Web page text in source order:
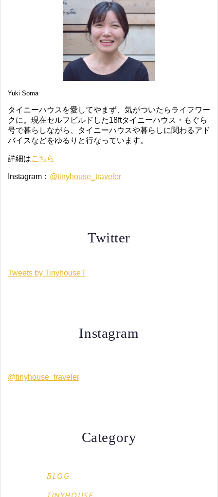
Yuki Soma
タイニーハウスを愛してやまず、気がついたらライフワー
クに。現在セルフビルドした18ftタイニーハウス・もぐら
号で暮らしながら、タイニーハウスや暮らしに関わるアド
バイスなどをゆるりと行なっています。
詳細はこちら
Instagram： @tinyhouse_traveler
Twitter
Tweets by TinyhouseT
Instagram
@tinyhouse_traveler
Category
BLOG